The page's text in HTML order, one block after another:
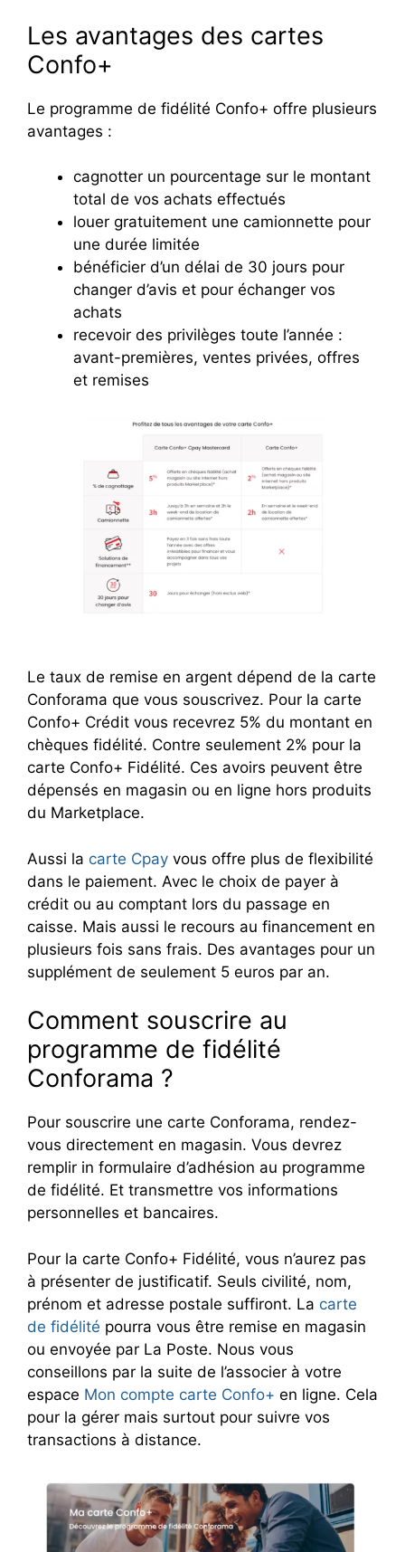
Les avantages des cartes
Confo+
Le programme de fidélité Confo+ offre plusieurs
avantages :
cagnotter un pourcentage sur le montant
total de vos achats effectués
louer gratuitement une camionnette pour
une durée limitée
bénéficier d’un délai de 30 jours pour
changer d’avis et pour échanger vos
achats
recevoir des privilèges toute l’année :
avant-premières, ventes privées, offres
et remises
Le taux de remise en argent dépend de la carte
Conforama que vous souscrivez. Pour la carte
Confo+ Crédit vous recevrez 5% du montant en
chèques fidélité. Contre seulement 2% pour la
carte Confo+ Fidélité. Ces avoirs peuvent être
dépensés en magasin ou en ligne hors produits
du Marketplace.
Aussi la carte Cpay vous offre plus de flexibilité
dans le paiement. Avec le choix de payer à
crédit ou au comptant lors du passage en
caisse. Mais aussi le recours au financement en
plusieurs fois sans frais. Des avantages pour un
supplément de seulement 5 euros par an.
Comment souscrire au
programme de fidélité
Conforama ?
Pour souscrire une carte Conforama, rendez-
vous directement en magasin. Vous devrez
remplir in formulaire d’adhésion au programme
de fidélité. Et transmettre vos informations
personnelles et bancaires.
Pour la carte Confo+ Fidélité, vous n’aurez pas
à présenter de justificatif. Seuls civilité, nom,
prénom et adresse postale suffiront. La carte
de fidélité pourra vous être remise en magasin
ou envoyée par La Poste. Nous vous
conseillons par la suite de l’associer à votre
espace Mon compte carte Confo+ en ligne. Cela
pour la gérer mais surtout pour suivre vos
transactions à distance.